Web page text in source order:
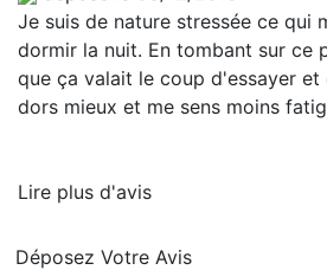
Je suis de nature stressée ce qui
dormir la nuit. En tombant sur ce
que ça valait le coup d'essayer
dors mieux et me sens moins
Lire plus d'avis
Déposez Votre Avis